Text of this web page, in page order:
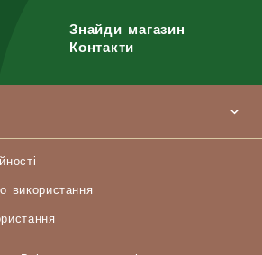
Знайди магазин
Контакти
використання